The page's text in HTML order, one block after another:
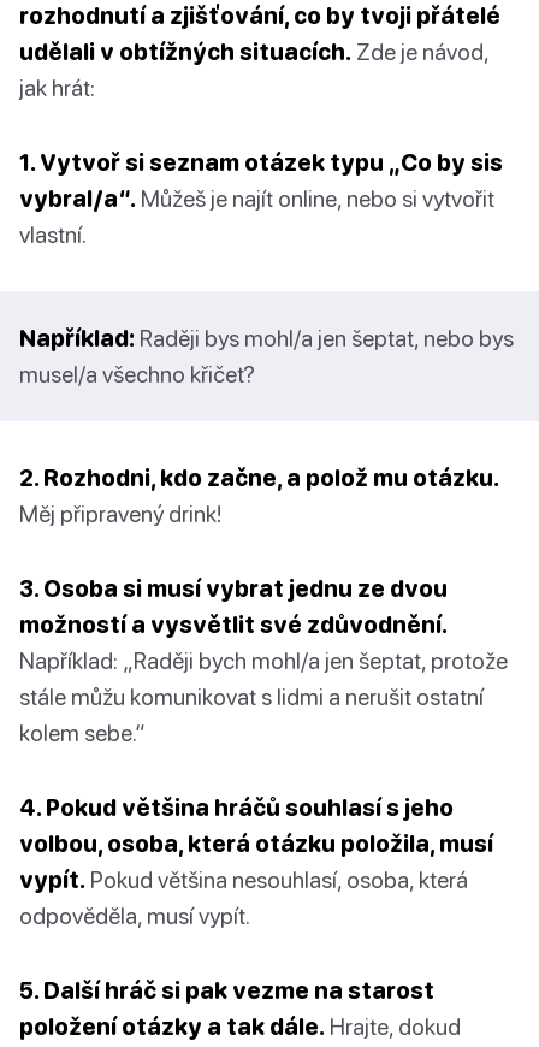
rozhodnutí a zjišťování, co by tvoji přátelé
udělali v obtížných situacích. Zde je návod,
jak hrát:
1. Vytvoř si seznam otázek typu „Co by sis
vybral/a“. Můžeš je najít online, nebo si vytvořit
vlastní.
Například: Raději bys mohl/a jen šeptat, nebo bys
musel/a všechno křičet?
2. Rozhodni, kdo začne, a polož mu otázku.
Měj připravený drink!
3. Osoba si musí vybrat jednu ze dvou
možností a vysvětlit své zdůvodnění.
Například: „Raději bych mohl/a jen šeptat, protože
stále můžu komunikovat s lidmi a nerušit ostatní
kolem sebe.“
4. Pokud většina hráčů souhlasí s jeho
volbou, osoba, která otázku položila, musí
vypít. Pokud většina nesouhlasí, osoba, která
odpověděla, musí vypít.
5. Další hráč si pak vezme na starost
položení otázky a tak dále. Hrajte, dokud